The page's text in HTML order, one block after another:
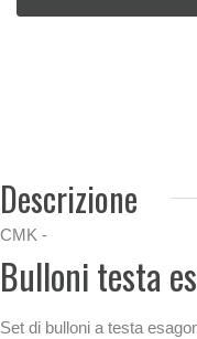
Descrizione
CMK -
Bulloni testa
Set di bulloni a testa